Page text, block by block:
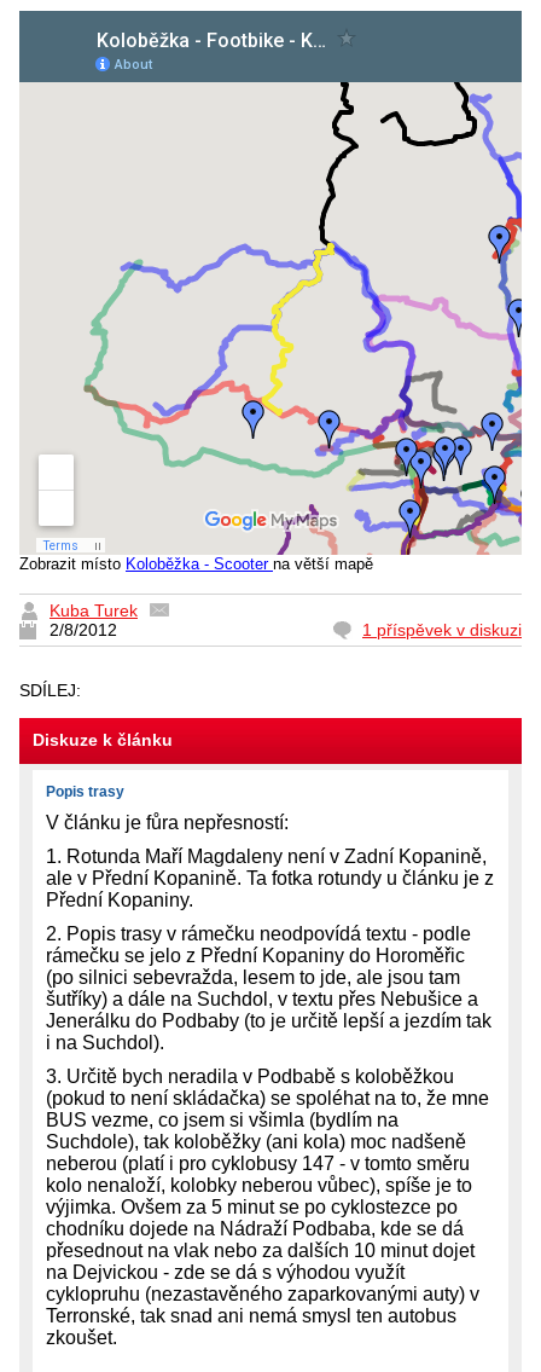
Zobrazit místo Koloběžka - Scooter na větší mapě
Kuba Turek
2/8/2012
1 příspěvek v diskuzi
SDÍLEJ:
Diskuze k článku
Popis trasy
V článku je fůra nepřesností:
1. Rotunda Maří Magdaleny není v Zadní Kopanině,
ale v Přední Kopanině. Ta fotka rotundy u článku je z
Přední Kopaniny.
2. Popis trasy v rámečku neodpovídá textu - podle
rámečku se jelo z Přední Kopaniny do Horoměřic
(po silnici sebevražda, lesem to jde, ale jsou tam
šutříky) a dále na Suchdol, v textu přes Nebušice a
Jenerálku do Podbaby (to je určitě lepší a jezdím tak
i na Suchdol).
3. Určitě bych neradila v Podbabě s koloběžkou
(pokud to není skládačka) se spoléhat na to, že mne
BUS vezme, co jsem si všimla (bydlím na
Suchdole), tak koloběžky (ani kola) moc nadšeně
neberou (platí i pro cyklobusy 147 - v tomto směru
kolo nenaloží, kolobky neberou vůbec), spíše je to
výjimka. Ovšem za 5 minut se po cyklostezce po
chodníku dojede na Nádraží Podbaba, kde se dá
přesednout na vlak nebo za dalších 10 minut dojet
na Dejvickou - zde se dá s výhodou využít
cyklopruhu (nezastavěného zaparkovanými auty) v
Terronské, tak snad ani nemá smysl ten autobus
zkoušet.